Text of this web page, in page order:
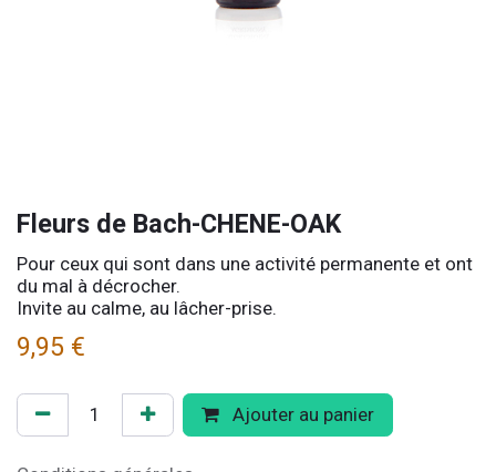
Fleurs de Bach-CHENE-OAK
Pour ceux qui sont dans une activité permanente et ont
du mal à décrocher.
Invite au calme, au lâcher-prise.
9,95 €
Ajouter au panier